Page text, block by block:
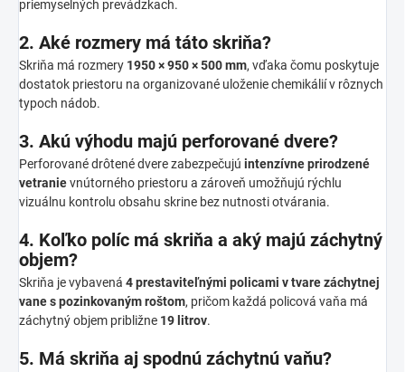
priemyselných prevádzkach.
2. Aké rozmery má táto skriňa?
Skriňa má rozmery 1950 × 950 × 500 mm, vďaka čomu poskytuje
dostatok priestoru na organizované uloženie chemikálií v rôznych
typoch nádob.
3. Akú výhodu majú perforované dvere?
Perforované drôtené dvere zabezpečujú intenzívne prirodzené
vetranievnútorného priestoru a zároveň umožňujú rýchlu
vizuálnu kontrolu obsahu skrine bez nutnosti otvárania.
4. Koľko políc má skriňa a aký majú záchytný
objem?
Skriňa je vybavená 4 prestaviteľnými policami v tvare záchytnej
vane s pozinkovaným roštom, pričom každá policová vaňa má
záchytný objem približne 19 litrov.
5. Má skriňa aj spodnú záchytnú vaňu?